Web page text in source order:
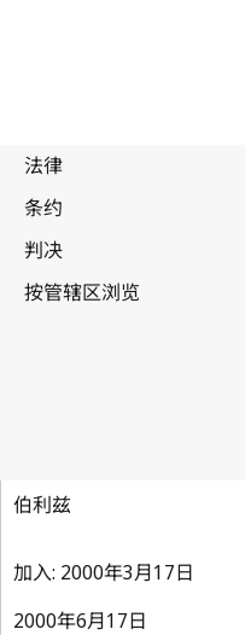
伯利兹
加入: 2000年3月17日
2000年6月17日